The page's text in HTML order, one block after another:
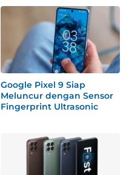
Google Pixel 9 Siap
Meluncur dengan Sensor
Fingerprint Ultrasonic